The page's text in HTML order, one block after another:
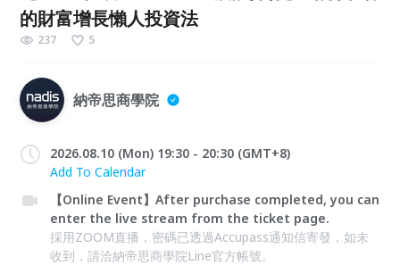
的財富增長懶人投資法
237 5
納帝思商學院
2026.08.10 (Mon) 19:30 - 20:30 (GMT+8)
Add To Calendar
【Online Event】After purchase completed, you can
enter the live stream from the ticket page.
採用ZOOM直播，密碼已透過Accupass通知信寄發，如未
收到，請洽納帝思商學院Line官方帳號。